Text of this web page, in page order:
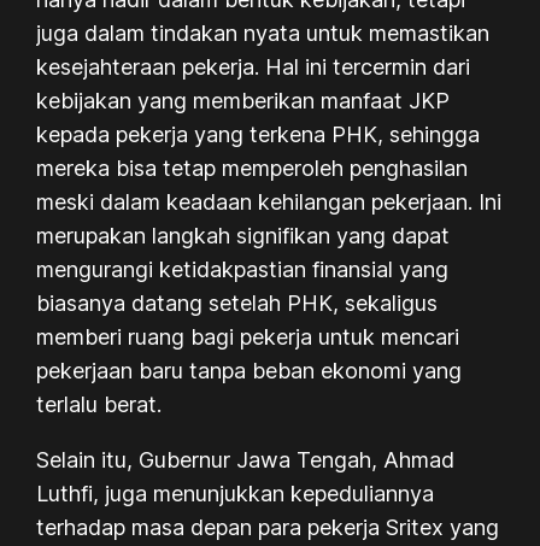
juga dalam tindakan nyata untuk memastikan
kesejahteraan pekerja. Hal ini tercermin dari
kebijakan yang memberikan manfaat JKP
kepada pekerja yang terkena PHK, sehingga
mereka bisa tetap memperoleh penghasilan
meski dalam keadaan kehilangan pekerjaan. Ini
merupakan langkah signifikan yang dapat
mengurangi ketidakpastian finansial yang
biasanya datang setelah PHK, sekaligus
memberi ruang bagi pekerja untuk mencari
pekerjaan baru tanpa beban ekonomi yang
terlalu berat.
Selain itu, Gubernur Jawa Tengah, Ahmad
Luthfi, juga menunjukkan kepeduliannya
terhadap masa depan para pekerja Sritex yang